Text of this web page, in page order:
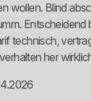
wollen. Blind
Entscheidend
technisch,
her